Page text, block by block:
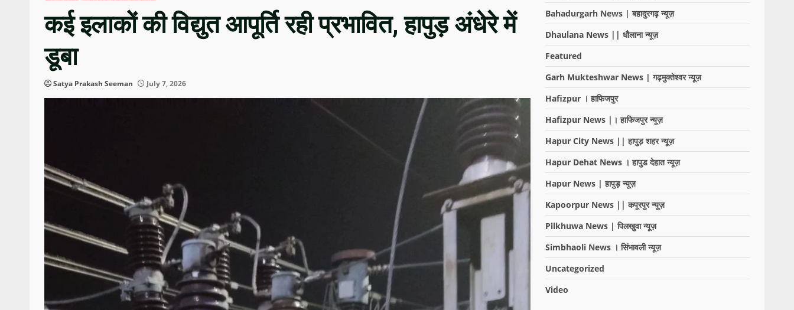
कई इलाकों की विद्युत आपूर्ति रही प्रभावित, हापुड़ अंधेरे में
डूबा
Satya Prakash Seeman July 7, 2026
Bahadurgarh News | बहादुरगढ़ न्यूज़
Dhaulana News || धौलाना न्यूज़
Featured
Garh Mukteshwar News | गढ़मुक्तेश्वर न्यूज़
Hafizpur । हाफिजपुर
Hafizpur News |। हाफिजपुर न्यूज़
Hapur City News || हापुड़ शहर न्यूज़
Hapur Dehat News । हापुड देहात न्यूज़
Hapur News | हापुड़ न्यूज़
Kapoorpur News || कपूरपुर न्यूज़
Pilkhuwa News | पिलखुवा न्यूज़
Simbhaoli News । सिंभावली न्यूज़
Uncategorized
Video